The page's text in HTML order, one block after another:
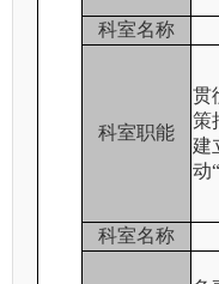
科室名称
科室职能
贯
策
建
动
科室名称